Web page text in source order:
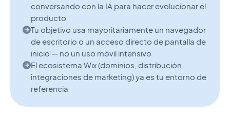
conversando con la IA para hacer evolucionar el
producto
Tu objetivo usa mayoritariamente un navegador
de escritorio o un acceso directo de pantalla de
inicio — no un uso móvil intensivo
El ecosistema Wix (dominios, distribución,
integraciones de marketing) ya es tu entorno de
referencia